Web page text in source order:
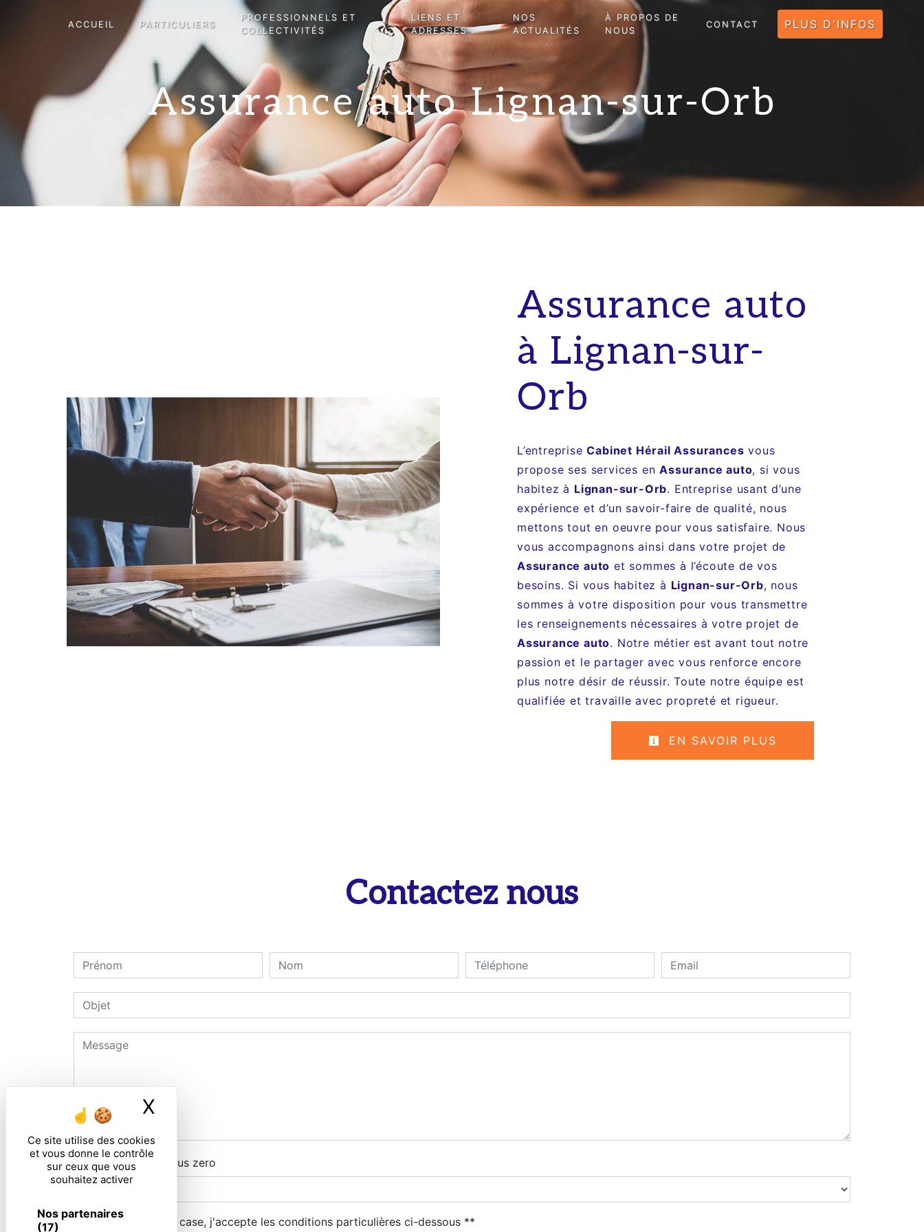
Panneau de gestion des cookies
Ce site utilise des cookies
et vous donne le contrôle
sur ceux que vous
souhaitez activer
Nos partenaires
(17)
X
ACCUEIL PARTICULIERS
PROFESSIONNELS ET
COLLECTIVITÉS
LIENS ET
ADRESSES
NOS
ACTUALITÉS
À PROPOS DE
NOUS
CONTACT PLUS D'INFOS
Assurance auto Lignan-sur-Orb
Assurance auto
à Lignan-sur-
Orb
L’entrepriseCabinet Hérail Assurances vous
propose ses services enAssurance auto, si vous
habitez à Lignan-sur-Orb. Entreprise usant d’une
expérience et d’un savoir-faire de qualité, nous
mettons tout en oeuvre pour vous satisfaire. Nous
vous accompagnons ainsi dans votre projet de
Assurance auto et sommes à l’écoute de vos
besoins. Si vous habitez à Lignan-sur-Orb, nous
sommes à votre disposition pour vous transmettre
les renseignements nécessaires à votre projet de
Assurance auto. Notre métier est avant tout notre
passion et le partager avec vous renforce encore
plus notre désir de réussir. Toute notre équipe est
qualifiée et travaille avec propreté et rigueur.
EN SAVOIR PLUS
Contactez nous
Combien font dix plus zero
En cochant cette case, j'accepte les conditions particulières ci-dessous **